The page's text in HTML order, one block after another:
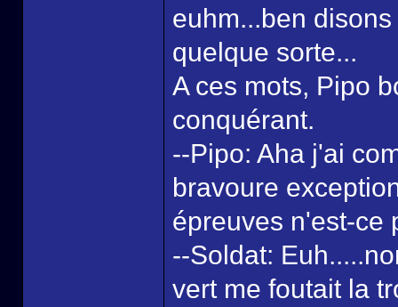
euhm...ben
quelque sorte...
A ces mots, Pipo
conquérant.
--Pipo: Aha j'ai
bravoure
épreuves n'est-ce
--Soldat:
vert me foutait la